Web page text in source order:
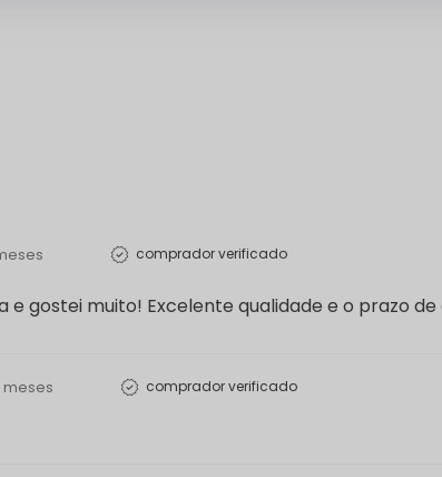
comprador verificado
e gostei muito! Excelente qualidade e o prazo
meses comprador verificado